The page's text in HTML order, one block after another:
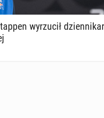
wy­rzu­cił